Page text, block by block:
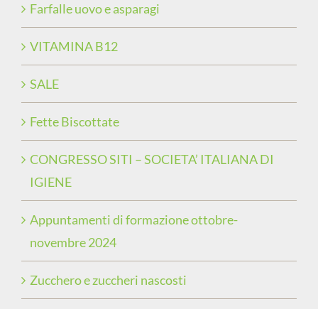
Farfalle uovo e asparagi
VITAMINA B12
SALE
Fette Biscottate
CONGRESSO SITI – SOCIETA’ ITALIANA DI
IGIENE
Appuntamenti di formazione ottobre-
novembre 2024
Zucchero e zuccheri nascosti